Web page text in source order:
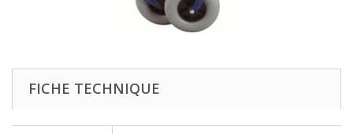
FICHE TECHNIQUE